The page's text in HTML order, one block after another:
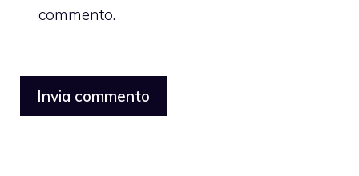
commento.